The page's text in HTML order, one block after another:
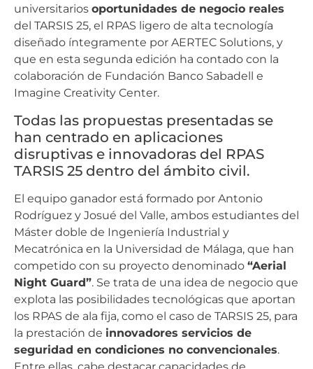
universitarios oportunidades de negocio reales
del TARSIS 25, el RPAS ligero de alta tecnología
diseñado íntegramente por AERTEC Solutions, y
que en esta segunda edición ha contado con la
colaboración de Fundación Banco Sabadell e
Imagine Creativity Center.
Todas las propuestas presentadas se
han centrado en aplicaciones
disruptivas e innovadoras del RPAS
TARSIS 25 dentro del ámbito civil.
El equipo ganador está formado por Antonio
Rodríguez y Josué del Valle, ambos estudiantes del
Máster doble de Ingeniería Industrial y
Mecatrónica en la Universidad de Málaga, que han
competido con su proyecto denominado “Aerial
Night Guard”. Se trata de una idea de negocio que
explota las posibilidades tecnológicas que aportan
los RPAS de ala fija, como el caso de TARSIS 25, para
la prestación de innovadores servicios de
seguridad en condiciones no convencionales.
Entre ellas, cabe destacar capacidades de